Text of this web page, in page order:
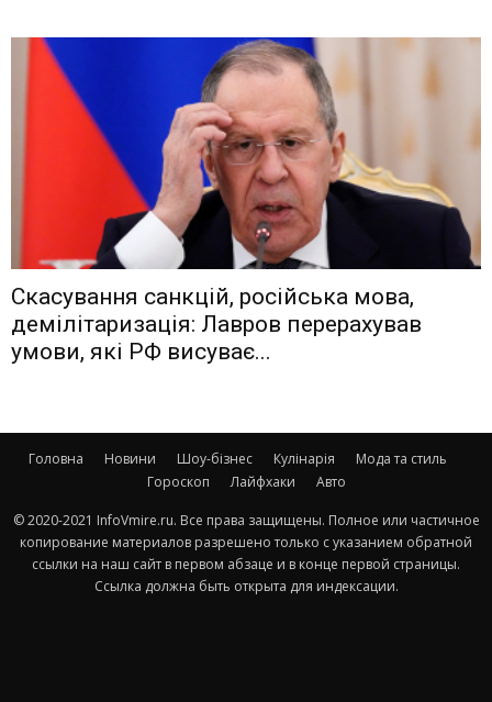
Скасування санкцій, російська мова,
демілітаризація: Лавров перерахував
умови, які РФ висуває...
Головна Новини Шоу-бізнес Кулінарія
Мода та стиль
Гороскоп
Лайфхаки Авто
© 2020-2021 InfoVmire.ru. Все права защищены. Полное или частичное
копирование материалов разрешено только с указанием обратной
ссылки на наш сайт в первом абзаце и в конце первой страницы.
Ссылка должна быть открыта для индексации.